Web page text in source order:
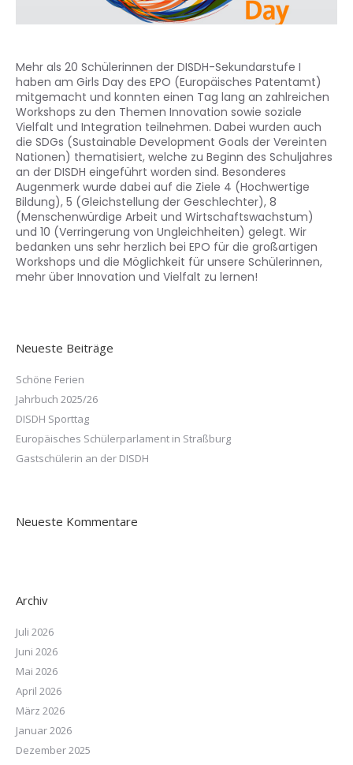
Mehr als 20 Schülerinnen der DISDH-Sekundarstufe I
haben am Girls Day des EPO (Europäisches Patentamt)
mitgemacht und konnten einen Tag lang an zahlreichen
Workshops zu den Themen Innovation sowie soziale
Vielfalt und Integration teilnehmen. Dabei wurden auch
die SDGs (Sustainable Development Goals der Vereinten
Nationen) thematisiert, welche zu Beginn des Schuljahres
an der DISDH eingeführt worden sind. Besonderes
Augenmerk wurde dabei auf die Ziele 4 (Hochwertige
Bildung), 5 (Gleichstellung der Geschlechter), 8
(Menschenwürdige Arbeit und Wirtschaftswachstum)
und 10 (Verringerung von Ungleichheiten) gelegt. Wir
bedanken uns sehr herzlich bei EPO für die großartigen
Workshops und die Möglichkeit für unsere Schülerinnen,
mehr über Innovation und Vielfalt zu lernen!
Neueste Beiträge
Schöne Ferien
Jahrbuch 2025/26
DISDH Sporttag
Europäisches Schülerparlament in Straßburg
Gastschülerin an der DISDH
Neueste Kommentare
Archiv
Juli 2026
Juni 2026
Mai 2026
April 2026
März 2026
Januar 2026
Dezember 2025